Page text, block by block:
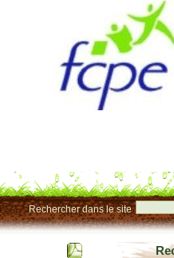
Rechercher dans le site